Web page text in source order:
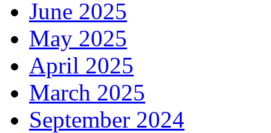
June 2025
May 2025
April 2025
March 2025
September 2024